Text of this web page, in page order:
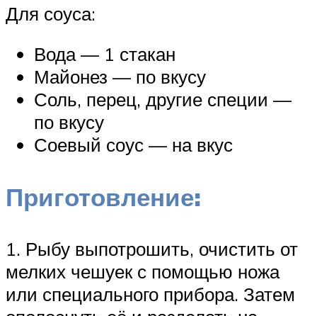
Для соуса:
Вода — 1 стакан
Майонез — по вкусу
Соль, перец, другие специи —
по вкусу
Соевый соус — на вкус
Приготовление:
1. Рыбу выпотрошить, очистить от
мелких чешуек с помощью ножа
или специального прибора. Затем